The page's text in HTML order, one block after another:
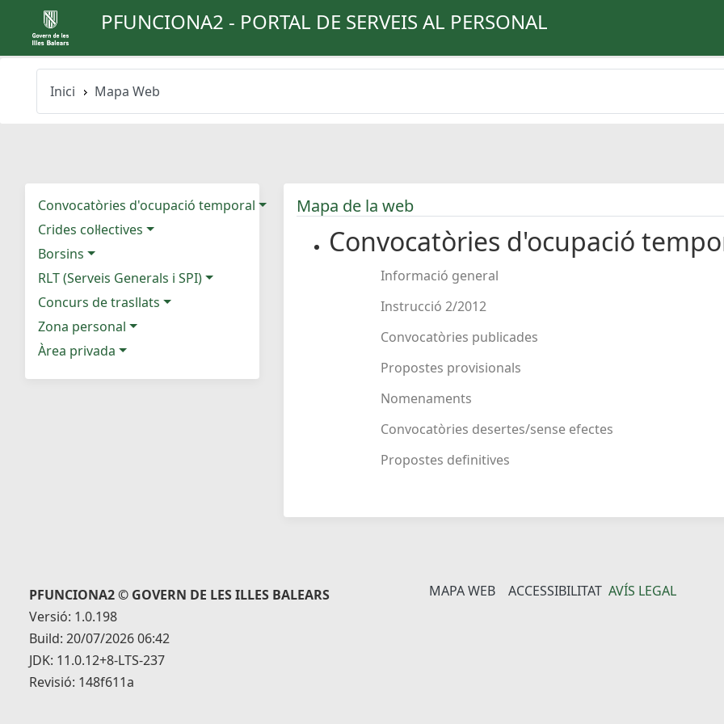
PFUNCIONA2 - PORTAL DE SERVEIS AL PERSONAL
Inici Mapa Web
Convocatòries d'ocupació temporal
Crides col·lectives
Borsins
RLT (Serveis Generals i SPI)
Concurs de trasllats
Zona personal
Àrea privada
Mapa de la web
Convocatòries d'ocupació
Informació general
Instrucció 2/2012
Convocatòries publicades
Propostes provisionals
Nomenaments
Convocatòries desertes/sense efectes
Propostes definitives
PFUNCIONA2 © GOVERN DE LES ILLES BALEARS
Versió: 1.0.198
Build: 20/07/2026 06:42
JDK: 11.0.12+8-LTS-237
Revisió: 148f611a
MAPA WEB ACCESSIBILITAT AVÍS LEGAL